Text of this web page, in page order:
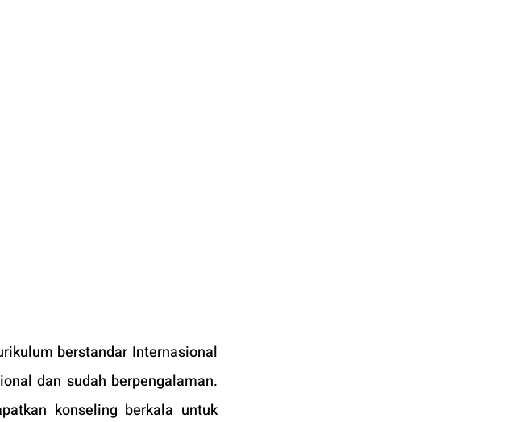
berstandar Internasional
dan sudah berpengalaman.
konseling berkala untuk